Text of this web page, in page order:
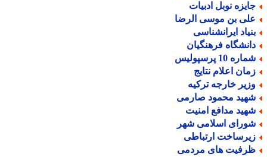
نوبل ادبیات
بن موسی الرضا
ایرانشناسی
فرهنگیان
10 پرسپولیس
اعلام نتایج
خارجه ترکیه
محمود صارمی
مدافع امنیت
اسلامی شهر
ارتباطی
های مردمی